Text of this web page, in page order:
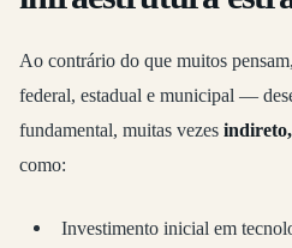
Ao contrário do que muitos
federal, estadual e municipal —
fundamental, muitas vezes
como:
Investimento inicial em